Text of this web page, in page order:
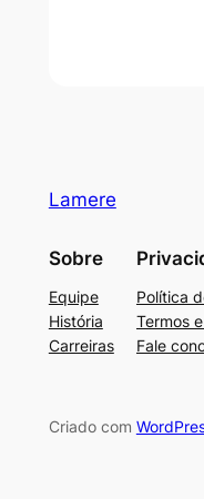
Lamere
Sobre
Equipe
História
Carreiras
Política
Termos
Fale
Criado com